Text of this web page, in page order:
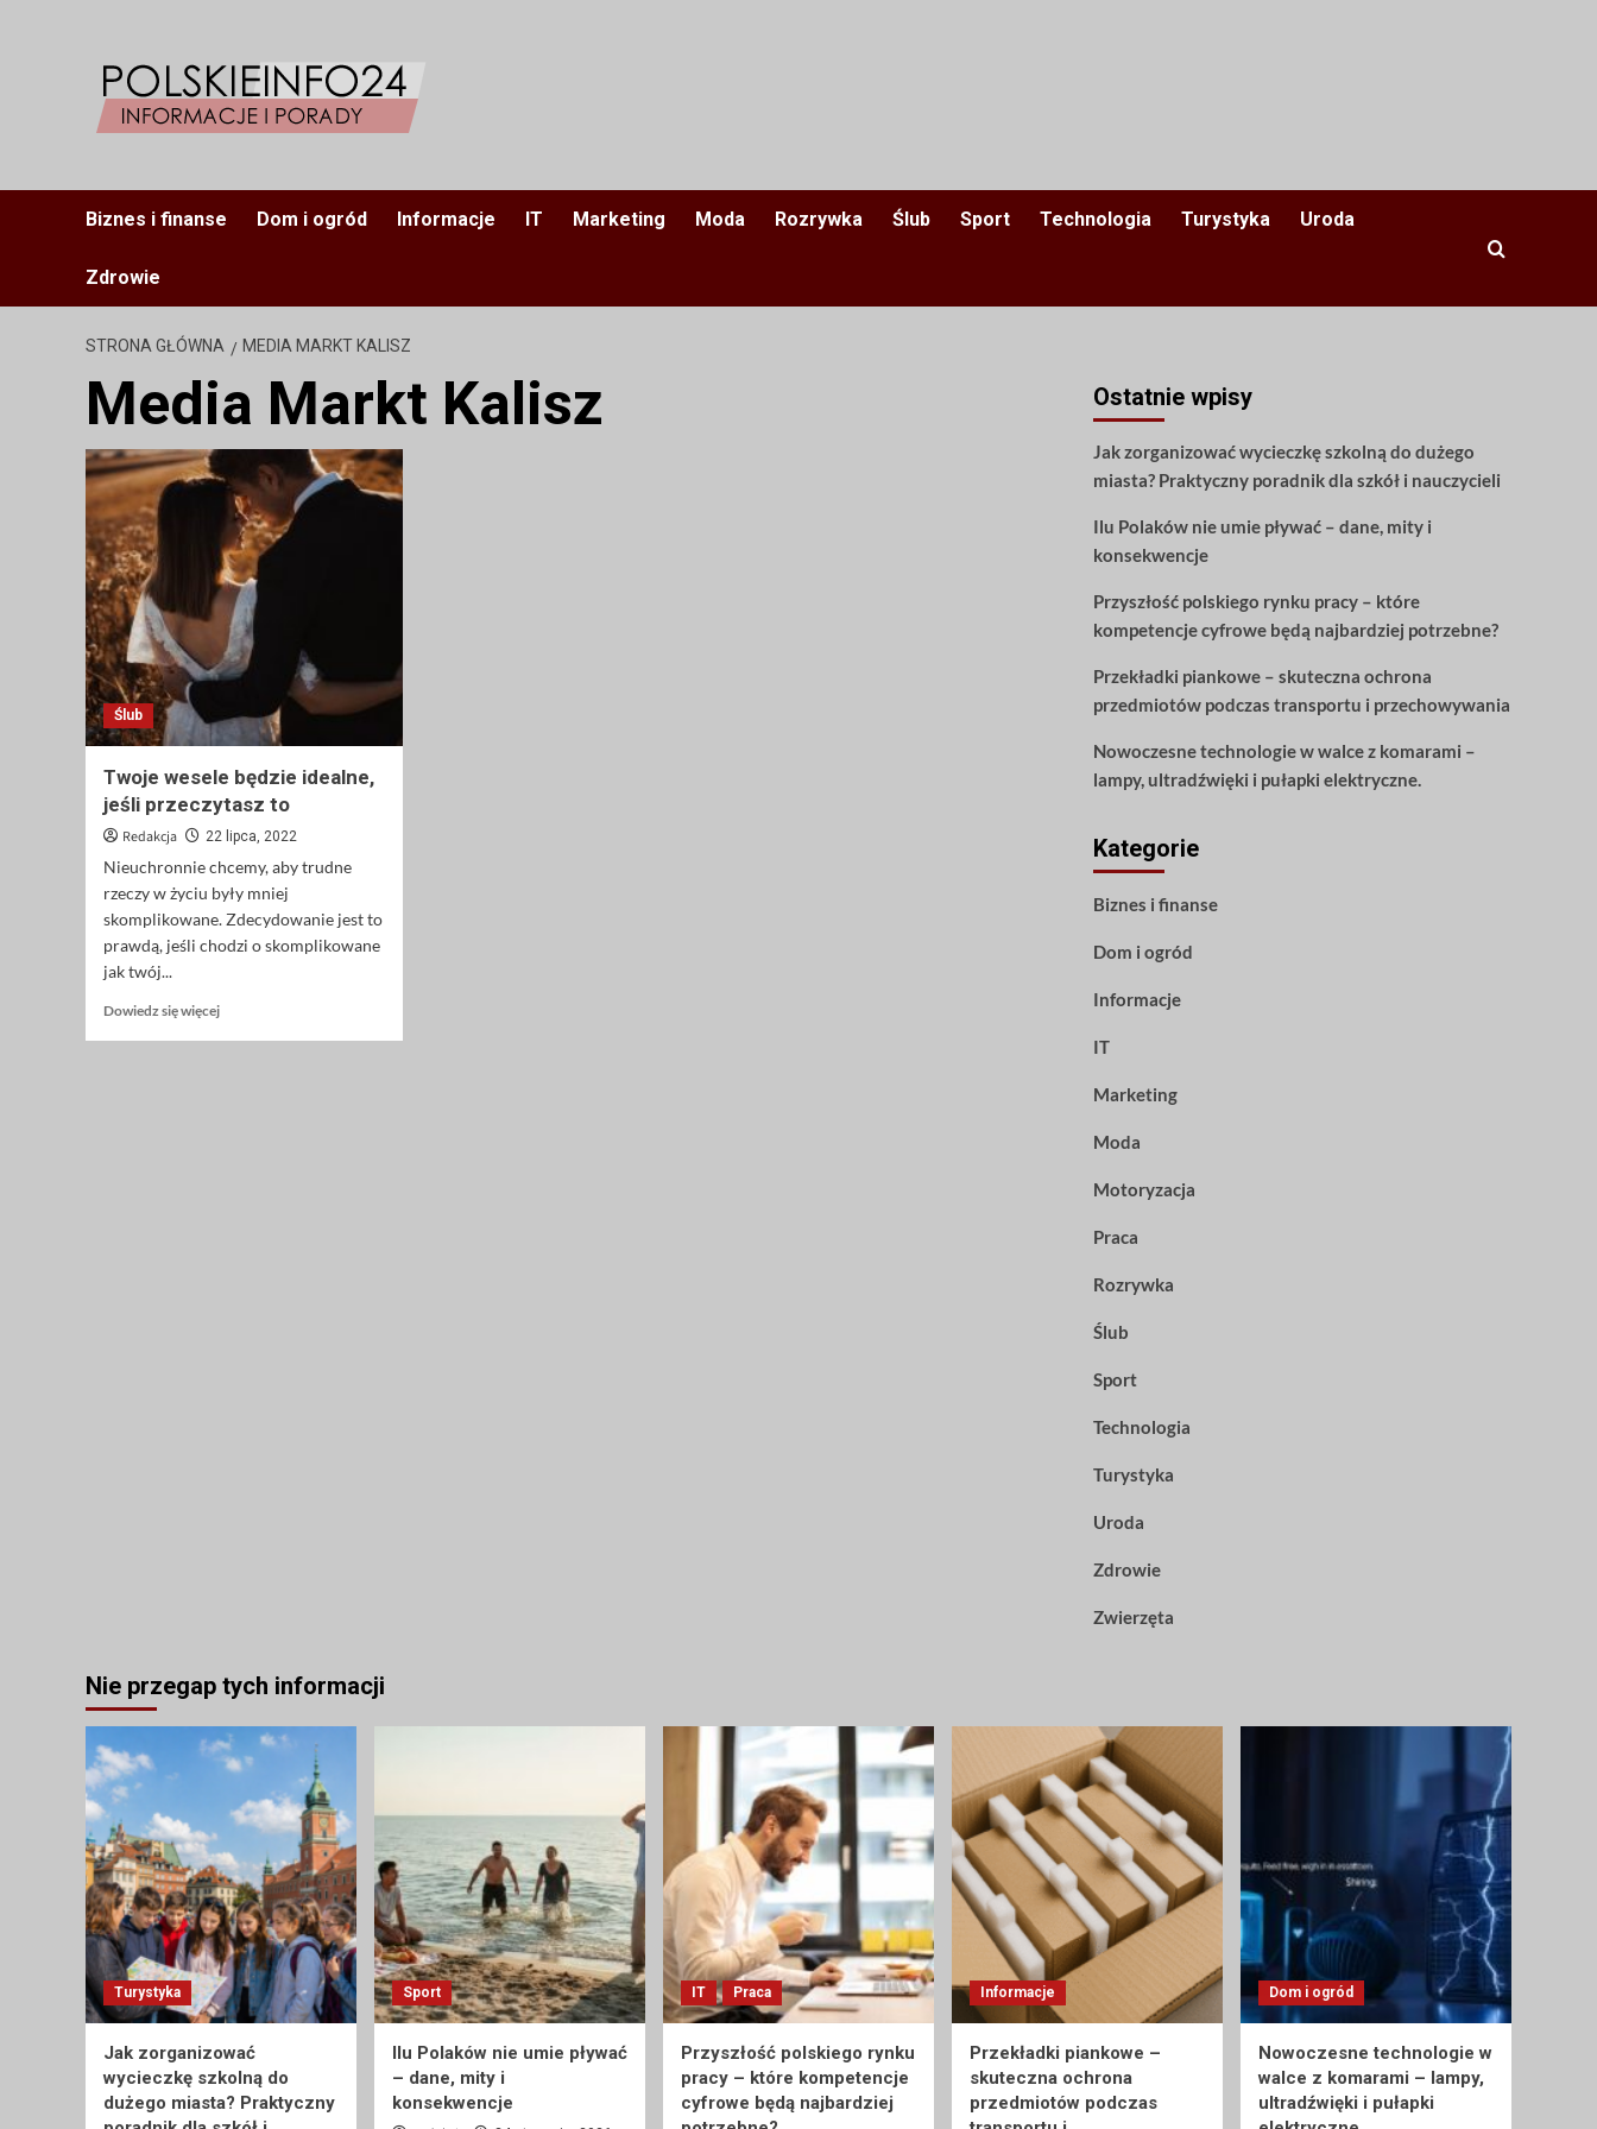
Biznes i finanse Dom i ogród Informacje IT Marketing Moda Rozrywka Ślub Sport Technologia Turystyka Uroda
Zdrowie
STRONA GŁÓWNA MEDIA MARKT KALISZ
Media Markt Kalisz
Ślub
Twoje wesele będzie idealne,
jeśli przeczytasz to
Redakcja 22 lipca, 2022
Nieuchronnie chcemy, aby trudne
rzeczy w życiu były mniej
skomplikowane. Zdecydowanie jest to
prawdą, jeśli chodzi o skomplikowane
jak twój...
Dowiedz się więcejDowiedz
Ostatnie wpisy
Jak zorganizować wycieczkę szkolną do dużego
miasta? Praktyczny poradnik dla szkół i nauczycieli
Ilu Polaków nie umie pływać – dane, mity i
konsekwencje
Przyszłość polskiego rynku pracy – które
kompetencje cyfrowe będą najbardziej potrzebne?
Przekładki piankowe – skuteczna ochrona
przedmiotów podczas transportu i przechowywania
Nowoczesne technologie w walce z komarami –
lampy, ultradźwięki i pułapki elektryczne.
Kategorie
Biznes i finanse
Dom i ogród
Informacje
IT
Marketing
Moda
Motoryzacja
Praca
Rozrywka
Ślub
Sport
Technologia
Turystyka
Uroda
Zdrowie
Zwierzęta
Nie przegap tych informacji
Turystyka
Jak zorganizować
wycieczkę szkolną do
dużego miasta? Praktyczny
Sport
Ilu Polaków nie umie pływać
– dane, mity i
konsekwencje
IT Praca
Przyszłość polskiego rynku
pracy – które kompetencje
cyfrowe będą najbardziej
Informacje
Przekładki piankowe –
skuteczna ochrona
przedmiotów podczas
Dom i ogród
Nowoczesne technologie w
walce z komarami – lampy,
ultradźwięki i pułapki